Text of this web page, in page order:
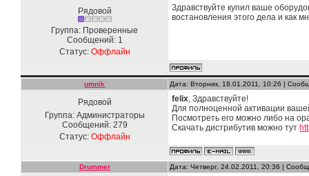
Рядовой
Группа: Проверенные
Сообщений: 1
Статус: Оффлайн
Здравствуйте купил ваше
востановления этого дела и как
umnik Дата: Вторник, 18.01.2011, 10:26 |
Рядовой
Группа: Администраторы
Сообщений: 279
Статус: Оффлайн
felix, Здравствуйте!
Для полноценной активации
Посмотреть его можно либо на
Скачать дистрибутив можно тут
Drummer Дата: Четверг, 24.02.2011, 20:36 |